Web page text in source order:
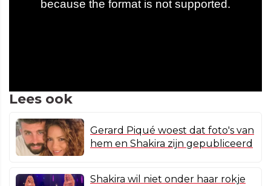
Lees ook
Gerard Piqué woest dat foto's van
hem en Shakira zijn gepubliceerd
Shakira wil niet onder haar rokje